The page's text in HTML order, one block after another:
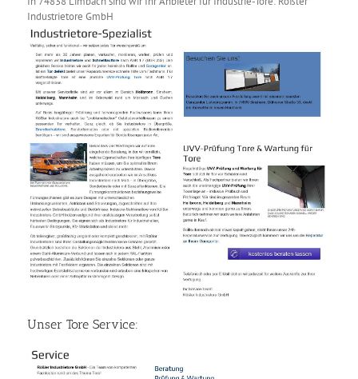
Industrietore GmbH
Unser Tore Service: